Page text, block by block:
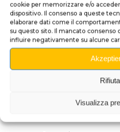
cookie per memorizzare e/o
dispositivo. Il consenso a queste
elaborare dati come il
su questo sito. Il mancato consenso
influire negativamente su alcune
Rifiuta
Visualizza
Nota :i visivi sono prodotti in
verificarsi leggere variazioni
di tonalità a seconda dei lotti
un risultato ideale,
lavora a temperatura
morbida.